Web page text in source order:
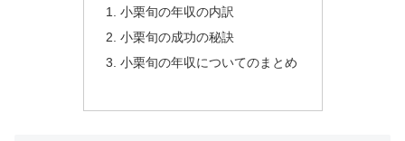
小栗旬の年収の内訳
小栗旬の成功の秘訣
小栗旬の年収についてのまとめ